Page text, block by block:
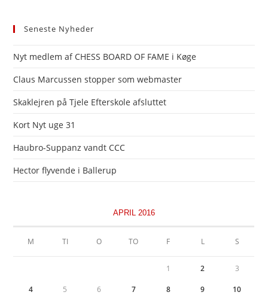
Seneste Nyheder
Nyt medlem af CHESS BOARD OF FAME i Køge
Claus Marcussen stopper som webmaster
Skaklejren på Tjele Efterskole afsluttet
Kort Nyt uge 31
Haubro-Suppanz vandt CCC
Hector flyvende i Ballerup
APRIL 2016
M TI O TO F L S
1 2 3
4 5 6 7 8 9 10